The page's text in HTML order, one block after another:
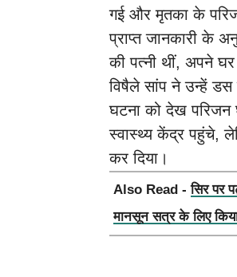
गई और मृतका के
प्राप्त जानकारी के
की पत्नी थीं, अपने
विषैले सांप ने उन्हें डस
घटना को देख परिजन
स्वास्थ्य केंद्र पहुंचे,
कर दिया।
Also Read -सिर पर
मानसून सत्र के लिए